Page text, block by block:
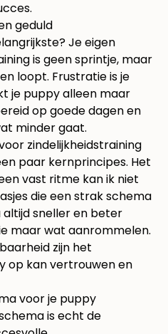
geduld
Je eigen
is geen sprintje, maar
loopt. Frustratie is je
je puppy alleen maar
op goede dagen en
minder gaat.
zindelijkheidstraining
paar kernprincipes. Het
vast ritme kan ik niet
die een strak schema
altijd sneller en beter
maar wat aanrommelen.
zijn het
op kan vertrouwen en
voor je puppy
is echt de